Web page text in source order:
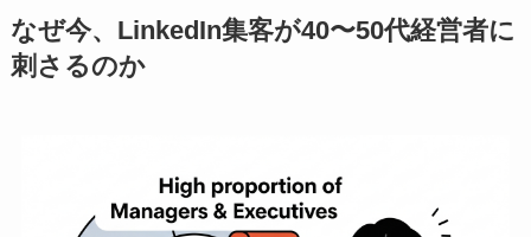
なぜ今、LinkedIn集客が40〜50代経営者に
刺さるのか